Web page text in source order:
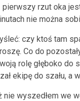
pierwszy rzut oka
nie można
czy ktoś tam
Co do
rolę głęboko do
ekipę do szału,
wyszedłem we